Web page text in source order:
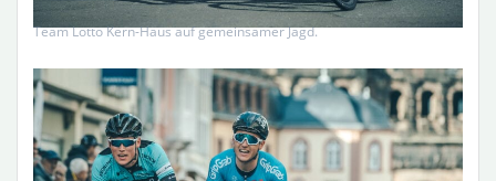
Team Lotto Kern-Haus auf gemeinsamer Jagd.